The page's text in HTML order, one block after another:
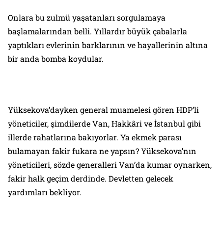
Onlara bu zulmü yaşatanları sorgulamaya
başlamalarından belli. Yıllardır büyük çabalarla
yaptıkları evlerinin barklarının ve hayallerinin altına
bir anda bomba koydular.
Yüksekova’dayken general muamelesi gören HDP’li
yöneticiler, şimdilerde Van, Hakkâri ve İstanbul gibi
illerde rahatlarına bakıyorlar. Ya ekmek parası
bulamayan fakir fukara ne yapsın? Yüksekova’nın
yöneticileri, sözde generalleri Van’da kumar oynarken,
fakir halk geçim derdinde. Devletten gelecek
yardımları bekliyor.